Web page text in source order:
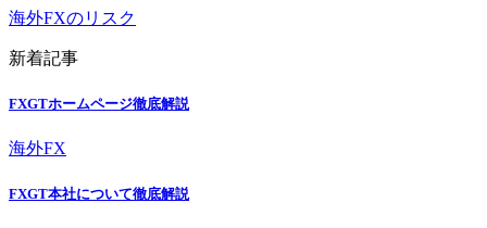
海外FXのリスク
新着記事
FXGTホームページ徹底解説
海外FX
FXGT本社について徹底解説